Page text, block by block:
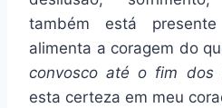
também está
alimenta a coragem do
convosco até o fim dos
esta certeza em meu